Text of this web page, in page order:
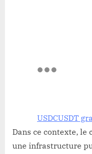
USDCUSDT
Dans ce contexte, le
une infrastructure